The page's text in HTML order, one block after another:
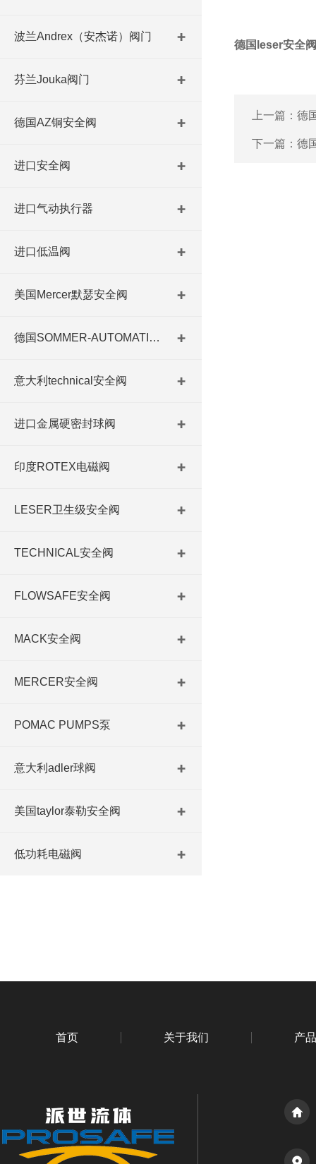
波兰Andrex（安杰诺）阀门
芬兰Jouka阀门
德国AZ铜安全阀
进口安全阀
进口气动执行器
进口低温阀
美国Mercer默瑟安全阀
德国SOMMER-AUTOMATIC 平行抓手 德国夹盘 德国进口夹盘
意大利technical安全阀
进口金属硬密封球阀
印度ROTEX电磁阀
LESER卫生级安全阀
TECHNICAL安全阀
FLOWSAFE安全阀
MACK安全阀
MERCER安全阀
POMAC PUMPS泵
意大利adler球阀
美国taylor泰勒安全阀
低功耗电磁阀
德国leser安全
上一篇： 德
下一篇： 德
首页 关于我们 产